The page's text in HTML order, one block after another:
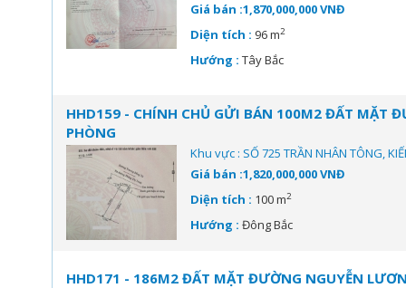
Giá bán :1,870,000,000 VNĐ
Diện tích : 96 m2
Hướng : Tây Bắc
HHD159 - CHÍNH CHỦ GỬI BÁN 100M2 ĐẤT MẶT
PHÒNG
Khu vực : SỐ 725 TRẦN NHÂN TÔNG,
Giá bán :1,820,000,000 VNĐ
Diện tích : 100 m2
Hướng : Đông Bắc
HHD171 - 186M2 ĐẤT MẶT ĐƯỜNG NGUYỄN